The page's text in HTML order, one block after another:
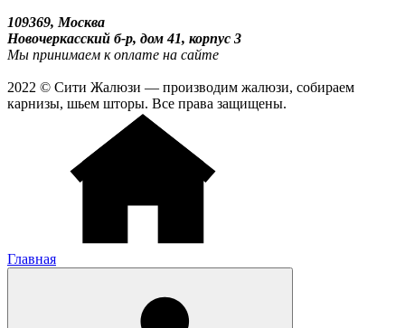
109369, Москва
Новочеркасский б-р, дом 41, корпус 3
Мы принимаем к оплате на сайте
2022 © Сити Жалюзи — производим жалюзи, собираем
карнизы, шьем шторы. Все права защищены.
Главная